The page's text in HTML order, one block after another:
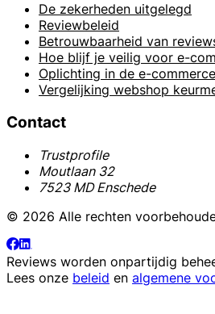
De zekerheden uitgelegd
Reviewbeleid
Betrouwbaarheid van
Hoe blijf je veilig voor e-
Oplichting in de e-commerce
Vergelijking webshop
Contact
Trustprofile
Moutlaan 32
7523 MD Enschede
© 2026 Alle rechten
Reviews worden onpartijdig
Lees onze beleid en algemene